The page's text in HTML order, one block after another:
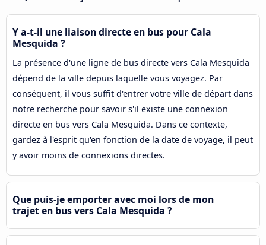
Y a-t-il une liaison directe en bus pour Cala
Mesquida ?
La présence d'une ligne de bus directe vers Cala Mesquida
dépend de la ville depuis laquelle vous voyagez. Par
conséquent, il vous suffit d'entrer votre ville de départ dans
notre recherche pour savoir s'il existe une connexion
directe en bus vers Cala Mesquida. Dans ce contexte,
gardez à l'esprit qu'en fonction de la date de voyage, il peut
y avoir moins de connexions directes.
Que puis-je emporter avec moi lors de mon
trajet en bus vers Cala Mesquida ?